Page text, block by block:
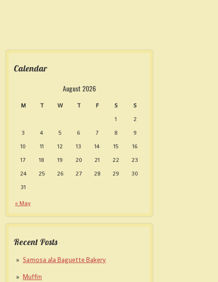
Calendar
August 2026
M T W T F S S
« May
1
2
3
4 5 6 7 8
9
10
11 12 13 14 15
16
17
18 19 20 21 22
23
24
25 26 27 28 29
30
31
Recent Posts
Samosa ala Baguette Bakery
Muffin